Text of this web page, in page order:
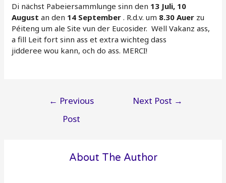
Di nächst Pabeiersammlunge sinn den 13 Juli, 10
August an den 14 September . R.d.v. um 8.30 Auer zu
Péiteng um ale Site vun der Eucosider. Wëll Vakanz ass,
a fill Leit fort sinn ass et extra wichteg dass
jidderee wou kann, och do ass. MERCI!
Post
navigation
← Previous
Post
Next Post →
About The Author